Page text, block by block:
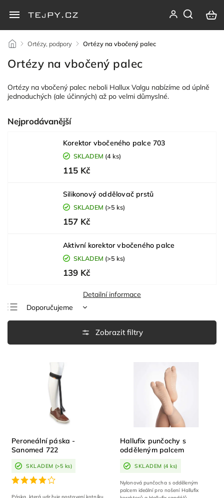
/ Ortézy, podpory / Ortézy na vbočený palec
Ortézy na vbočený palec
Ortézy na vbočený palec neboli Hallux Valgu nabízíme od úplně
jednoduchých (ale účinných) až po velmi důmyslné.
Nejprodávanější
Korektor vbočeného palce 703
SKLADEM (4 ks)
115 Kč
Silikonový oddělovač prstů
SKLADEM (>5 ks)
157 Kč
Aktivní korektor vbočeného palce
SKLADEM (>5 ks)
139 Kč
Detailní informace
Doporučujeme
Nejlevnější
Abecedně
Peroneální páska -
Sanomed 722
SKLADEM (>5 ks)
Hallufix punčochy s
odděleným palcem
SKLADEM (4 ks)
Nylonová punčocha s odděleným
palcem ideální pro nošení Hallufix